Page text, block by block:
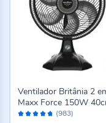
Avaliação: (983)
Ventilador Britânia 2
Maxx Force 150W
BVT400